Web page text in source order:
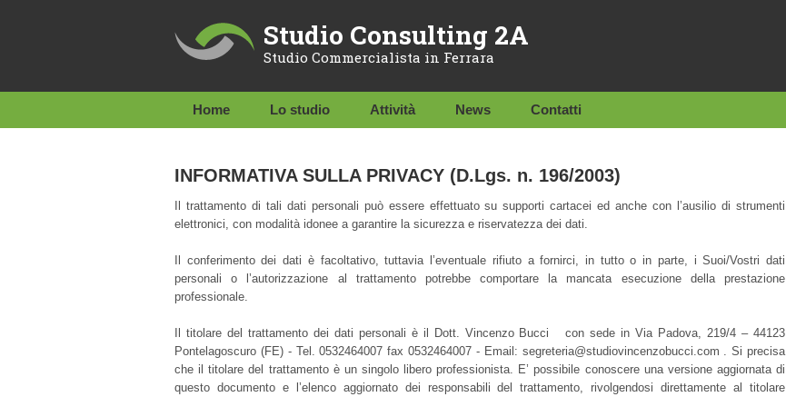
Studio Consulting 2A
Studio Commercialista in Ferrara
Home Lo studio Attività News Contatti
INFORMATIVA SULLA PRIVACY (D.Lgs. n. 196/2003)
Il trattamento di tali dati personali può essere effettuato su supporti cartacei ed anche con l’ausilio di strumenti
elettronici, con modalità idonee a garantire la sicurezza e riservatezza dei dati.
Il conferimento dei dati è facoltativo, tuttavia l’eventuale rifiuto a fornirci, in tutto o in parte, i Suoi/Vostri dati
personali o l’autorizzazione al trattamento potrebbe comportare la mancata esecuzione della prestazione
professionale.
Il titolare del trattamento dei dati personali è il Dott. Vincenzo Bucci con sede in Via Padova, 219/4 – 44123
Pontelagoscuro (FE) - Tel. 0532464007 fax 0532464007 - Email: segreteria@studiovincenzobucci.com . Si precisa
che il titolare del trattamento è un singolo libero professionista. E’ possibile conoscere una versione aggiornata di
questo documento e l’elenco aggiornato dei responsabili del trattamento, rivolgendosi direttamente al titolare